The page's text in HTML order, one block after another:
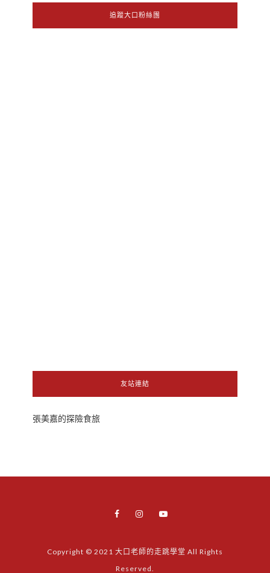
追蹤大口粉絲團
友站連結
張美嘉的探險食旅
Copyright © 2021 大口老師的走跳學堂 All Rights
Reserved.